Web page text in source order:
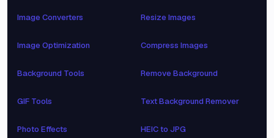
Image Converters
Image Optimization
Background Tools
GIF Tools
Photo Effects
Resize Images
Compress Images
Remove Background
Text Background Remover
HEIC to JPG